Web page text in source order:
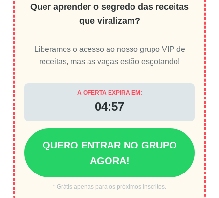
Quer aprender o segredo das receitas
que viralizam?
Liberamos o acesso ao nosso grupo VIP de
receitas, mas as vagas estão esgotando!
A OFERTA EXPIRA EM:
04:56
QUERO ENTRAR NO GRUPO
AGORA!
* Grátis apenas para os próximos inscritos.